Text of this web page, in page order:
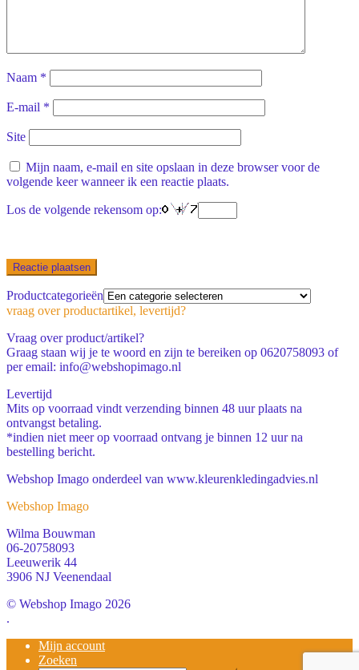
Naam *
E-mail *
Site
Mijn naam, e-mail en site opslaan in deze browser voor de
volgende keer wanneer ik een reactie plaats.
Los de volgende rekensom op:
Productcategorieën
vraag over productartikel, levertijd?
Vraag over product/artikel?
Graag staan wij je te woord en zijn te bereiken op 0620758093 of
per email: info@webshopimago.nl
Levertijd
Mits op voorraad vindt verzending binnen 48 uur plaats na
ontvangst betaling.
*indien niet meer op voorraad ontvang je binnen 12 uur na
bestelling bericht.
Webshop Imago onderdeel van www.kleurenkledingadvies.nl
Webshop Imago
Wilma Bouwman
06-20758093
Leeuwerik 44
3906 NJ Veenendaal
© Webshop Imago 2026
.
Mijn account
Zoeken